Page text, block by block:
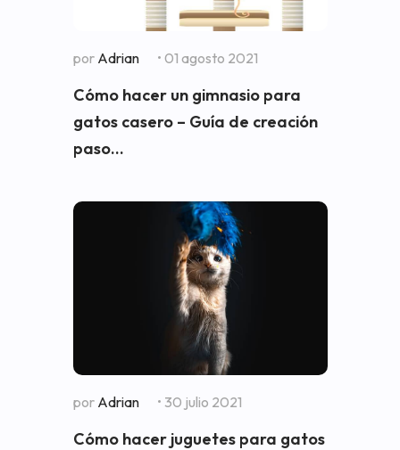
por Adrian • 01 agosto 2021
Cómo hacer un gimnasio para
gatos casero – Guía de creación
paso...
por Adrian • 30 julio 2021
Cómo hacer juguetes para gatos